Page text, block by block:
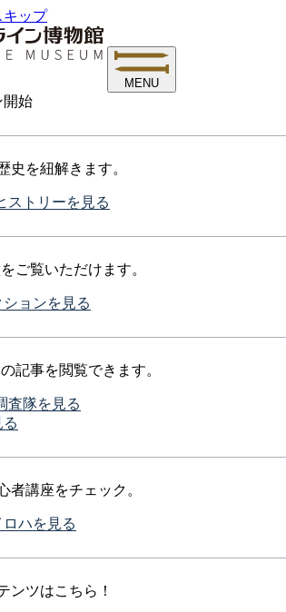
キップ
MENU
開始
史を紐解きます。
ストリーを見る
ご覧いただけます。
ョンを見る
記事を閲覧できます。
査隊を見る
者講座をチェック。
ハを見る
ンツはこちら！